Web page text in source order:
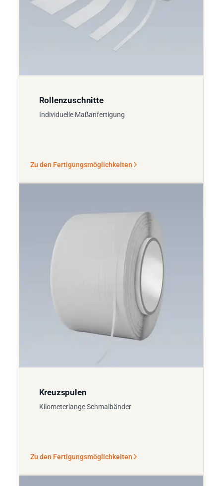
Rollenzuschnitte
Individuelle Maßanfertigung
Zu den Fertigungsmöglichkeiten
Kreuzspulen
Kilometerlange Schmalbänder
Zu den Fertigungsmöglichkeiten